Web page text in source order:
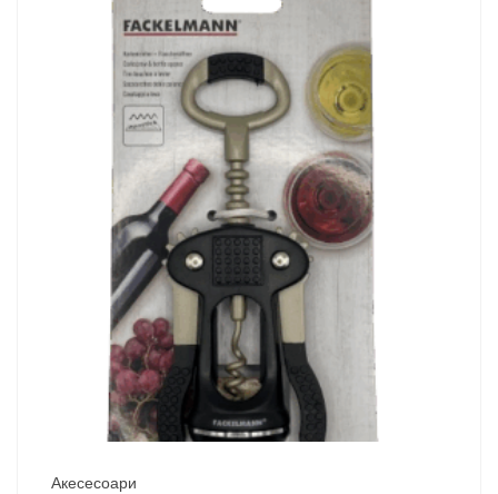
Акесесоари